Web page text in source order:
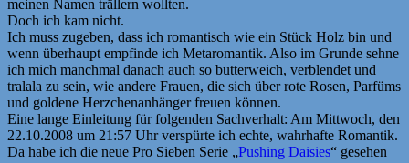
meinen Namen trällern wollten.
Doch ich kam nicht.
Ich muss zugeben, dass ich romantisch wie ein Stück Holz bin und
wenn überhaupt empfinde ich Metaromantik. Also im Grunde sehne
ich mich manchmal danach auch so butterweich, verblendet und
tralala zu sein, wie andere Frauen, die sich über rote Rosen, Parfüms
und goldene Herzchenanhänger freuen können.
Eine lange Einleitung für folgenden Sachverhalt: Am Mittwoch, den
22.10.2008 um 21:57 Uhr verspürte ich echte, wahrhafte Romantik.
Da habe ich die neue Pro Sieben Serie „Pushing Daisies“ gesehen